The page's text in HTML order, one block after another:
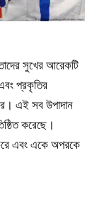
সুখের আরেকটি
প্রকৃতির
এই সব উপাদান
করেছে।
এবং একে অপরকে